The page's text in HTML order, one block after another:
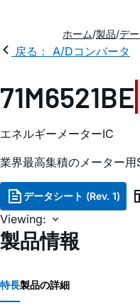
ホーム 製品 デ
戻る： A/Dコンバータ
71M6521BE
エネルギーメーターIC
業界最高集積のメーター
データシート (Rev. 1)
Viewing:
製品情報
特長製品の詳細